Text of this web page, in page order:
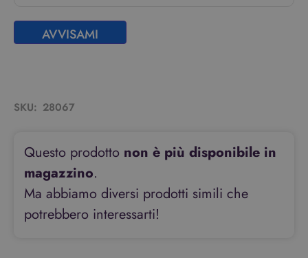
AVVISAMI
SKU: 28067
Questo prodotto non è più disponibile in
magazzino.
Ma abbiamo diversi prodotti simili che
potrebbero interessarti!